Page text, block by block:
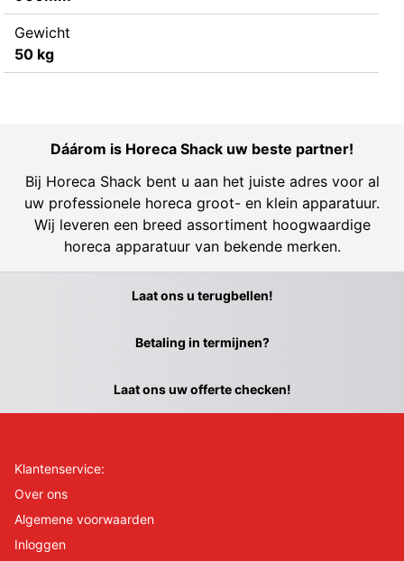
Gewicht
50 kg
Dáárom is Horeca Shack uw beste partner!
Bij Horeca Shack bent u aan het juiste adres voor al
uw professionele horeca groot- en klein apparatuur.
Wij leveren een breed assortiment hoogwaardige
horeca apparatuur van bekende merken.
Laat ons u terugbellen!
Betaling in termijnen?
Laat ons uw offerte checken!
Klantenservice:
Over ons
Algemene voorwaarden
Inloggen